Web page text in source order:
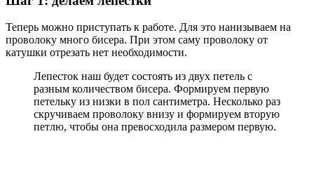
Теперь можно приступать к работе. Для это нанизываем на
проволоку много бисера. При этом саму проволоку от
катушки отрезать нет необходимости.
Лепесток наш будет состоять из двух петель с
разным количеством бисера. Формируем первую
петельку из низки в пол сантиметра. Несколько раз
скручиваем проволоку внизу и формируем вторую
петлю, чтобы она превосходила размером первую.